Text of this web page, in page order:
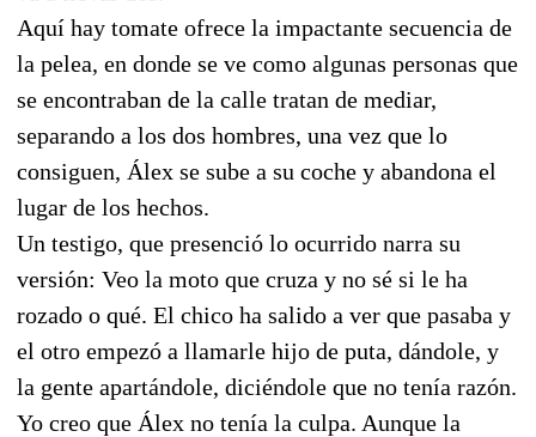
Aquí hay tomate ofrece la impactante secuencia de
la pelea, en donde se ve como algunas personas que
se encontraban de la calle tratan de mediar,
separando a los dos hombres, una vez que lo
consiguen, Álex se sube a su coche y abandona el
lugar de los hechos.
Un testigo, que presenció lo ocurrido narra su
versión: Veo la moto que cruza y no sé si le ha
rozado o qué. El chico ha salido a ver que pasaba y
el otro empezó a llamarle hijo de puta, dándole, y
la gente apartándole, diciéndole que no tenía razón.
Yo creo que Álex no tenía la culpa. Aunque la